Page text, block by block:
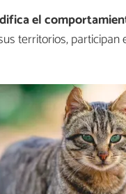
el
territorios,